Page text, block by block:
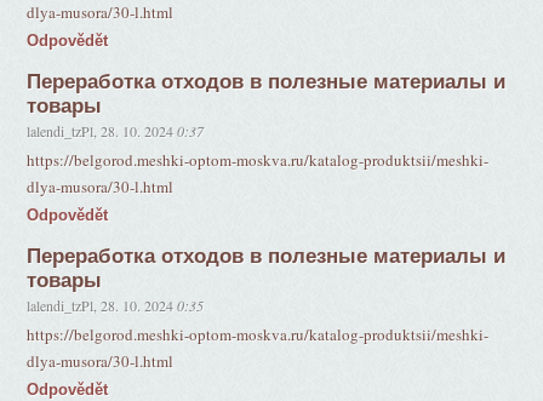
dlya-musora/30-l.html
Odpovědět
Переработка отходов в полезные материалы и
товары
lalendi_tzPl ,28. 10. 2024 0:37
https://belgorod.meshki-optom-moskva.ru/katalog-produktsii/meshki-
dlya-musora/30-l.html
Odpovědět
Переработка отходов в полезные материалы и
товары
lalendi_tzPl ,28. 10. 2024 0:35
https://belgorod.meshki-optom-moskva.ru/katalog-produktsii/meshki-
dlya-musora/30-l.html
Odpovědět